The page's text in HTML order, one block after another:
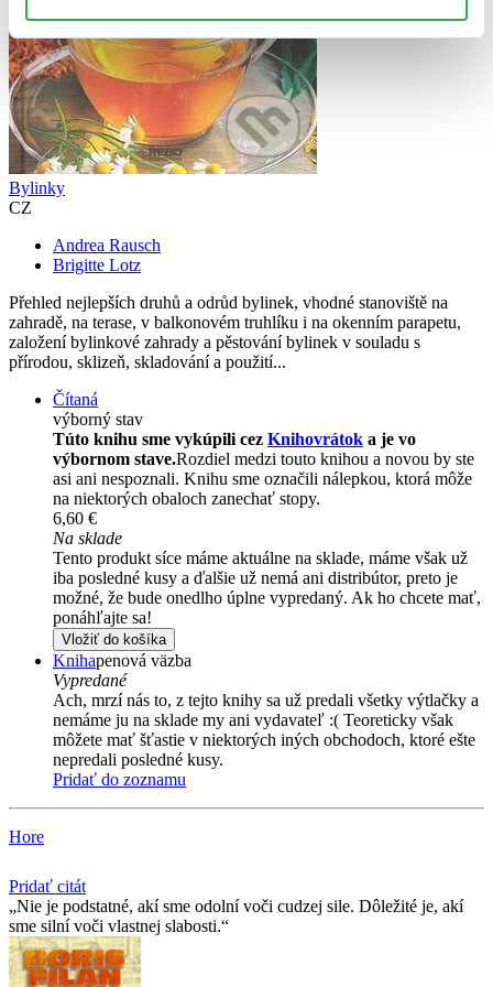
Bylinky
CZ
Andrea Rausch
Brigitte Lotz
Přehled nejlepších druhů a odrůd bylinek, vhodné stanoviště na
zahradě, na terase, v balkonovém truhlíku i na okenním parapetu,
založení bylinkové zahrady a pěstování bylinek v souladu s
přírodou, sklizeň, skladování a použití...
Čítaná
výborný stav
Túto knihu sme vykúpili cez Knihovrátok a je vo
výbornom stave.Rozdiel medzi touto knihou a novou by ste
asi ani nespoznali. Knihu sme označili nálepkou, ktorá môže
na niektorých obaloch zanechať stopy.
6,60 €
Na sklade
Tento produkt síce máme aktuálne na sklade, máme však už
iba posledné kusy a ďalšie už nemá ani distribútor, preto je
možné, že bude onedlho úplne vypredaný. Ak ho chcete mať,
ponáhľajte sa!
Vložiť do košíka
Knihapenová väzba
Vypredané
Ach, mrzí nás to, z tejto knihy sa už predali všetky výtlačky a
nemáme ju na sklade my ani vydavateľ :( Teoreticky však
môžete mať šťastie v niektorých iných obchodoch, ktoré ešte
nepredali posledné kusy.
Pridať do zoznamu
Hore
Pridať citát
Nie je podstatné, akí sme odolní voči cudzej sile. Dôležité je, akí
sme silní voči vlastnej slabosti.